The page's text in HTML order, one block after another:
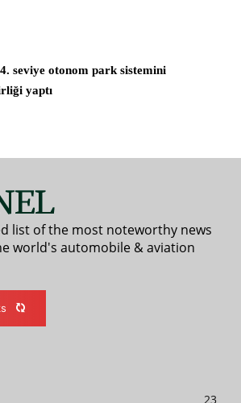
seviye otonom park sistemini
yaptı
list of the most noteworthy news
world's automobile & aviation
23